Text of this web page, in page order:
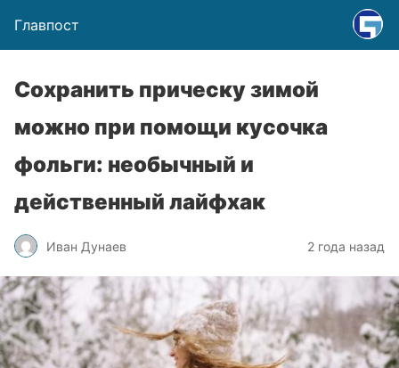
Главпост
Сохранить прическу зимой
можно при помощи кусочка
фольги: необычный и
действенный лайфхак
Иван Дунаев 2 года назад